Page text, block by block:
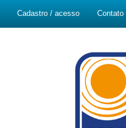
Cadastro / acesso Contato